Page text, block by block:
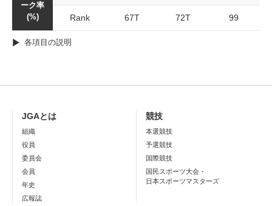
ーク率
(%)
Rank 67T 72T 99
各項目の説明
JGAとは
組織
役員
委員会
会員
年史
広報誌
競技
本選競技
予選競技
国際競技
国民スポーツ大会・
日本スポーツマスターズ